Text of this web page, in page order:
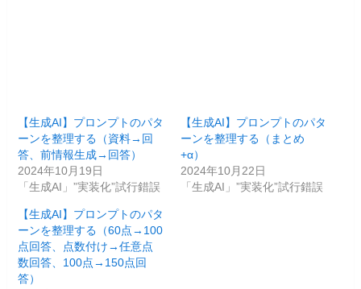
【生成AI】プロンプトのパタ
ーンを整理する（資料→回
答、前情報生成→回答）
2024年10月19日
「生成AI」”実装化”試行錯誤
【生成AI】プロンプトのパタ
ーンを整理する（まとめ
+α）
2024年10月22日
「生成AI」”実装化”試行錯誤
【生成AI】プロンプトのパタ
ーンを整理する（60点→100
点回答、点数付け→任意点
数回答、100点→150点回
答）